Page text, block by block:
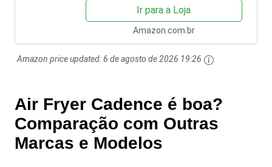
Ir para a Loja
Amazon.com.br
Amazon price updated:6 de agosto de 2026 19:26
Air Fryer Cadence é boa?
Comparação com Outras
Marcas e Modelos